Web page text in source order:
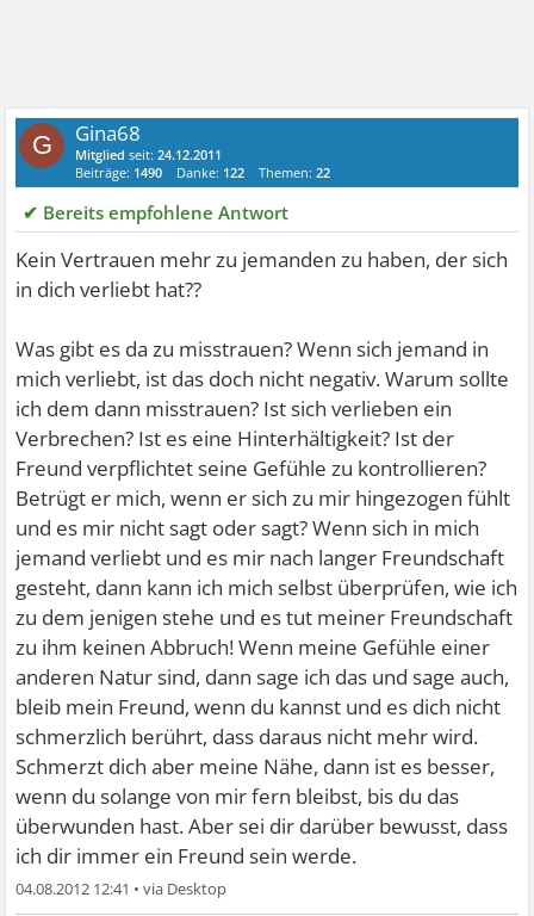
G Gina68
Mitglied seit:24.12.2011
Beiträge: 1490 Danke: 122 Themen:22
✔ Bereits empfohlene Antwort
Kein Vertrauen mehr zu jemanden zu haben, der sich
in dich verliebt hat??
Was gibt es da zu misstrauen? Wenn sich jemand in
mich verliebt, ist das doch nicht negativ. Warum sollte
ich dem dann misstrauen? Ist sich verlieben ein
Verbrechen? Ist es eine Hinterhältigkeit? Ist der
Freund verpflichtet seine Gefühle zu kontrollieren?
Betrügt er mich, wenn er sich zu mir hingezogen fühlt
und es mir nicht sagt oder sagt? Wenn sich in mich
jemand verliebt und es mir nach langer Freundschaft
gesteht, dann kann ich mich selbst überprüfen, wie ich
zu dem jenigen stehe und es tut meiner Freundschaft
zu ihm keinen Abbruch! Wenn meine Gefühle einer
anderen Natur sind, dann sage ich das und sage auch,
bleib mein Freund, wenn du kannst und es dich nicht
schmerzlich berührt, dass daraus nicht mehr wird.
Schmerzt dich aber meine Nähe, dann ist es besser,
wenn du solange von mir fern bleibst, bis du das
überwunden hast. Aber sei dir darüber bewusst, dass
ich dir immer ein Freund sein werde.
04.08.2012 12:41 •